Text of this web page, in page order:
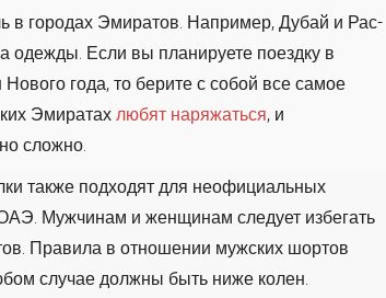
в городах Эмиратов. Например, Дубай и Рас-
Если вы планируете поездку в
года, то берите с собой все самое
Эмиратахлюбят наряжаться, и
сложно.
также подходят для неофициальных
Мужчинам и женщинам следует избегать
Правила в отношении мужских шортов
случае должны быть ниже колен.